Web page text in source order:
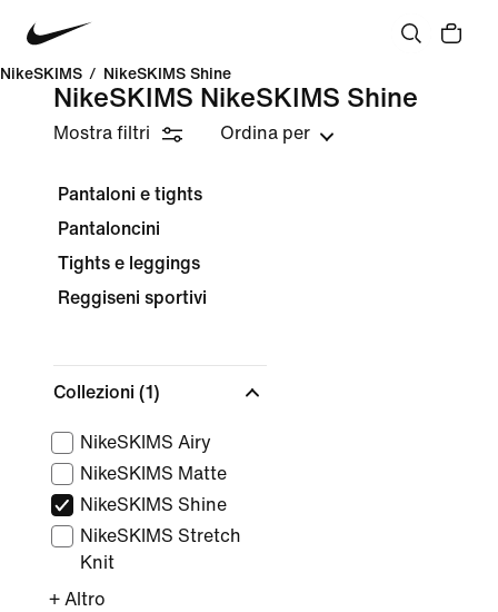
NikeSKIMS / NikeSKIMS Shine
NikeSKIMS NikeSKIMS Shine
Mostra filtri Ordina per
Pantaloni e tights
Pantaloncini
Tights e leggings
Reggiseni sportivi
Collezioni (1)
NikeSKIMS Airy
NikeSKIMS Matte
NikeSKIMS Shine
NikeSKIMS Stretch
Knit
+ Altro